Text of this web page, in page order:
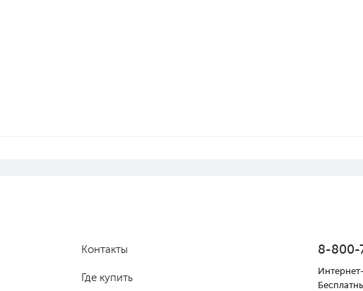
Контакты
Где купить
8-800-